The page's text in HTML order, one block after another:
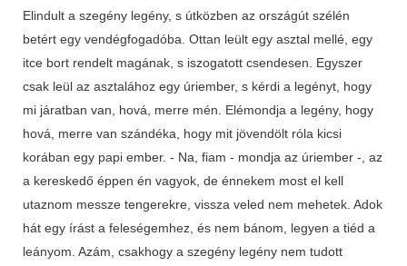
Elindult a szegény legény, s útközben az országút szélén
betért egy vendégfogadóba. Ottan leült egy asztal mellé, egy
itce bort rendelt magának, s iszogatott csendesen. Egyszer
csak leül az asztalához egy úriember, s kérdi a legényt, hogy
mi járatban van, hová, merre mén. Elémondja a legény, hogy
hová, merre van szándéka, hogy mit jövendölt róla kicsi
korában egy papi ember. - Na, fiam - mondja az úriember -, az
a kereskedő éppen én vagyok, de énnekem most el kell
utaznom messze tengerekre, vissza veled nem mehetek. Adok
hát egy írást a feleségemhez, és nem bánom, legyen a tiéd a
leányom. Azám, csakhogy a szegény legény nem tudott